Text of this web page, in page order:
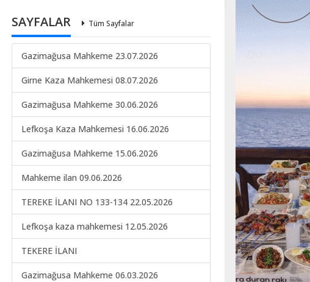
SAYFALAR Tüm Sayfalar
Gazimağusa Mahkeme 23.07.2026
Girne Kaza Mahkemesi 08.07.2026
Gazimağusa Mahkeme 30.06.2026
Lefkoşa Kaza Mahkemesi 16.06.2026
Gazimağusa Mahkeme 15.06.2026
Mahkeme ilan 09.06.2026
TEREKE İLANI NO 133-134 22.05.2026
Lefkoşa kaza mahkemesi 12.05.2026
TEKERE İLANI
Gazimağusa Mahkeme 06.03.2026